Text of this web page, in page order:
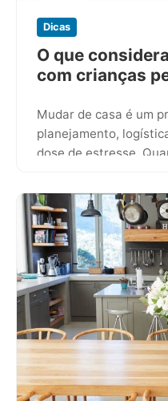
Dicas
O que
com crianças
Mudar de casa é um
planejamento,
dose de estresse.